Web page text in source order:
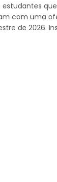
estudantes
com uma
de 2026.